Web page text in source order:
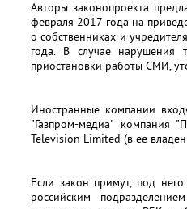
Авторы законопроекта
февраля 2017 года на
о собственниках и
года. В случае нарушения
приостановки работы СМИ,
Иностранные компании
"Газпром-медиа" компания
Television Limited (в ее
Если закон примут, под
российским